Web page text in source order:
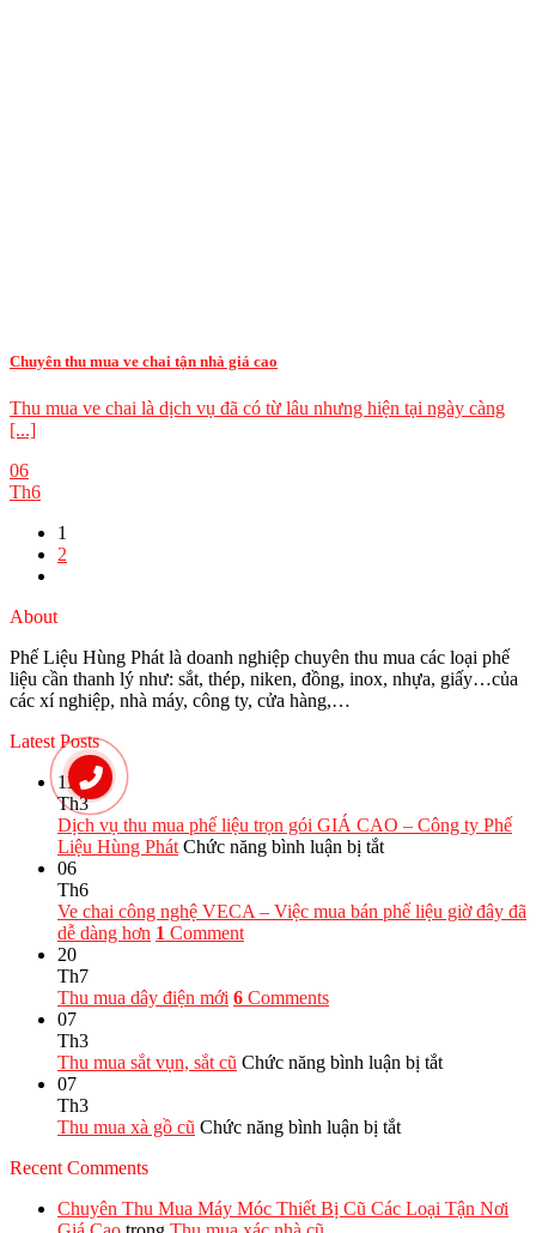
Chuyên thu mua ve chai tận nhà giá cao
Thu mua ve chai là dịch vụ đã có từ lâu nhưng hiện tại ngày càng
[...]
06
Th6
1
2
About
Phế Liệu Hùng Phát là doanh nghiệp chuyên thu mua các loại phế
liệu cần thanh lý như: sắt, thép, niken, đồng, inox, nhựa, giấy…của
các xí nghiệp, nhà máy, công ty, cửa hàng,…
Latest Posts
11
Th3
Dịch vụ thu mua phế liệu trọn gói GIÁ CAO – Công ty Phế
Liệu Hùng Phát Chức năng bình luận bị tắtở
thu
CAO
ty
Phát
06
Th6
Ve chai công nghệ VECA – Việc mua bán phế liệu giờ đây đã
dễ dàng hơn 1 Comment
20
Th7
Thu mua dây điện mới 6 Comments
07
Th3
Thu mua sắt vụn, sắt cũ Chức năng bình luận bị tắtở
07
Th3
Thu mua xà gồ cũ Chức năng bình luận bị tắtở
gồ
Recent Comments
Chuyên Thu Mua Máy Móc Thiết Bị Cũ Các Loại Tận Nơi